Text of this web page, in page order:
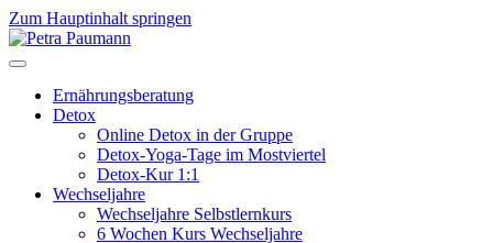
Zum Hauptinhalt springen
Ernährungsberatung
Detox
Online Detox in der Gruppe
Detox-Yoga-Tage im Mostviertel
Detox-Kur 1:1
Wechseljahre
Wechseljahre Selbstlernkurs
6 Wochen Kurs Wechseljahre